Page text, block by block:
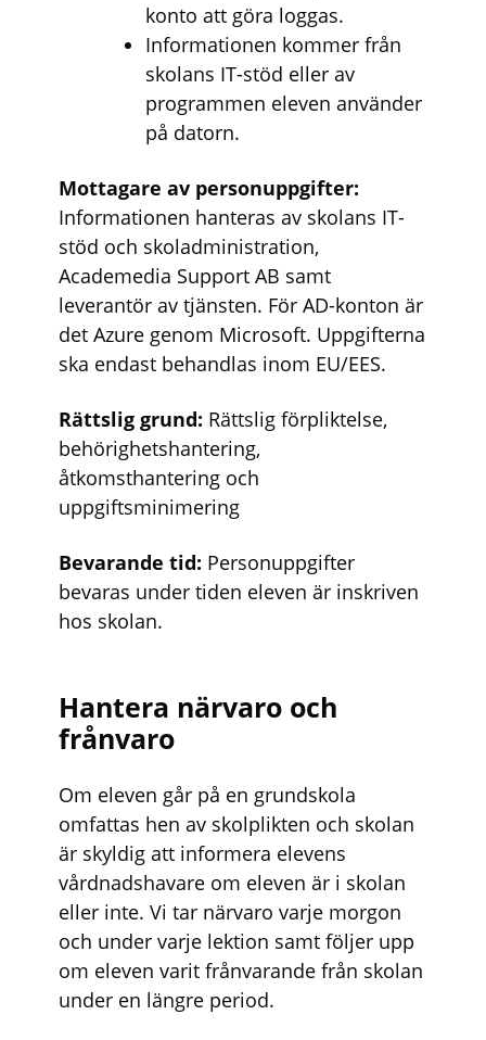
konto att göra loggas.
Informationen kommer från
skolans IT-stöd eller av
programmen eleven använder
på datorn.
Mottagare av personuppgifter:
Informationen hanteras av skolans IT-
stöd och skoladministration,
Academedia Support AB samt
leverantör av tjänsten. För AD-konton är
det Azure genom Microsoft. Uppgifterna
ska endast behandlas inom EU/EES.
Rättslig grund: Rättslig förpliktelse,
behörighetshantering,
åtkomsthantering och
uppgiftsminimering
Bevarande tid: Personuppgifter
bevaras under tiden eleven är inskriven
hos skolan.
Hantera närvaro och
frånvaro
Om eleven går på en grundskola
omfattas hen av skolplikten och skolan
är skyldig att informera elevens
vårdnadshavare om eleven är i skolan
eller inte. Vi tar närvaro varje morgon
och under varje lektion samt följer upp
om eleven varit frånvarande från skolan
under en längre period.